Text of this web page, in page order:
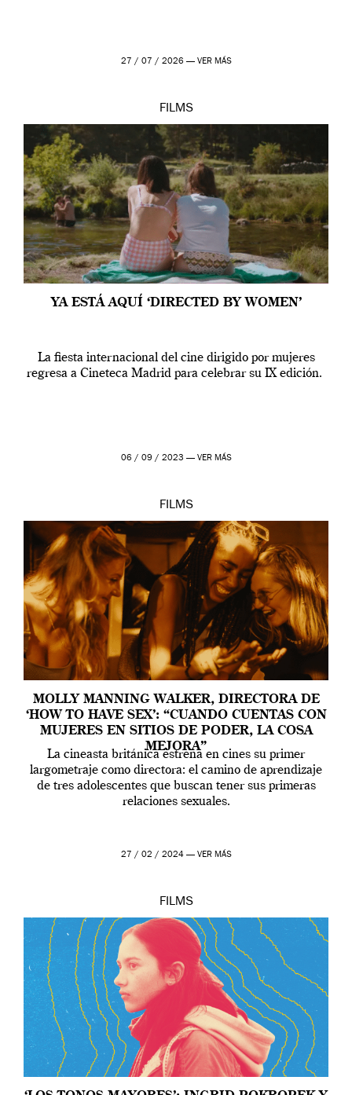
27 / 07 / 2026 — VER MÁS
FILMS
YA ESTÁ AQUÍ ‘DIRECTED BY WOMEN’
La fiesta internacional del cine dirigido por mujeres
regresa a Cineteca Madrid para celebrar su IX edición.
06 / 09 / 2023 — VER MÁS
FILMS
MOLLY MANNING WALKER, DIRECTORA DE
‘HOW TO HAVE SEX’: “CUANDO CUENTAS CON
MUJERES EN SITIOS DE PODER, LA COSA
MEJORA”
La cineasta británica estrena en cines su primer
largometraje como directora: el camino de aprendizaje
de tres adolescentes que buscan tener sus primeras
relaciones sexuales.
27 / 02 / 2024 — VER MÁS
FILMS